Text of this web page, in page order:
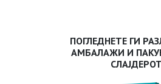
ПОГЛЕДНЕТЕ ГИ
АМБАЛАЖИ И
СЛАЈДЕРОТ